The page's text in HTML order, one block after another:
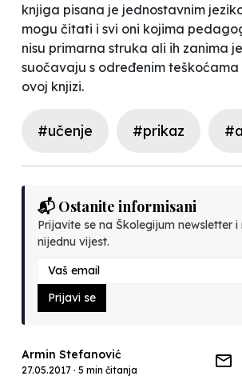
knjiga pisana je jednostavnim
mogu čitati i svi oni kojima
nisu primarna struka ali ih zanima
suočavaju s određenim teškoćama
ovoj knjizi.
#učenje #prikaz
📬 Ostanite informisani
Prijavite se na Školegijum newsletter
nijednu vijest.
Prijavi se
Armin Stefanović
27.05.2017 · 5 min čitanja